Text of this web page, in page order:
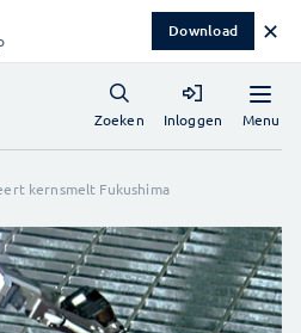
Download ✕
Menu
Zoeken Inloggen
kernsmelt Fukushima